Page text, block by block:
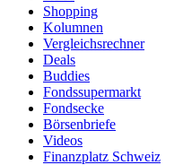
Shopping
Kolumnen
Vergleichsrechner
Deals
Buddies
Fondssupermarkt
Fondsecke
Börsenbriefe
Videos
Finanzplatz Schweiz